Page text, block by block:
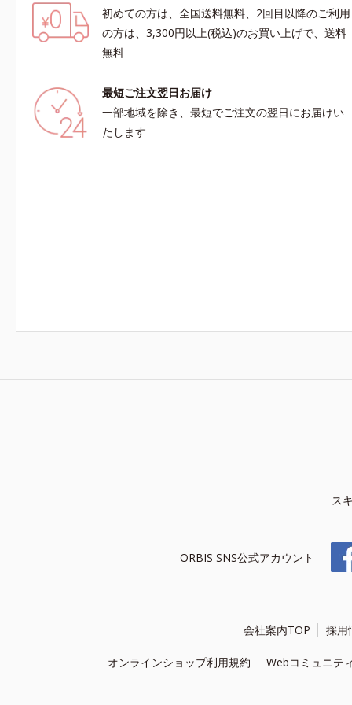
初めての方は、全国送料無料、2回目以降のご利用
の方は、3,300円以上(税込)のお買い上げで、送料
無料
最短ご注文翌日お届け
一部地域を除き、最短でご注文の翌日にお届けい
たします
ス
ORBIS SNS公式アカウント
会社案内TOP 採用
オンラインショップ利用規約 Webコミュニテ